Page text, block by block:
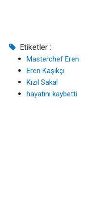
Etiketler :
Masterchef Eren
Eren Kaşıkçı
Kızıl Sakal
hayatını kaybetti